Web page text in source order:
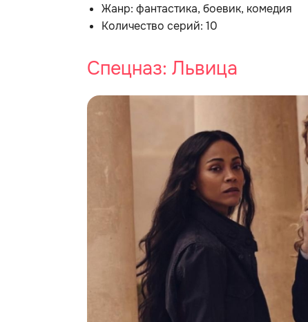
Жанр: фантастика, боевик, комедия
Количество серий: 10
Спецназ: Львица